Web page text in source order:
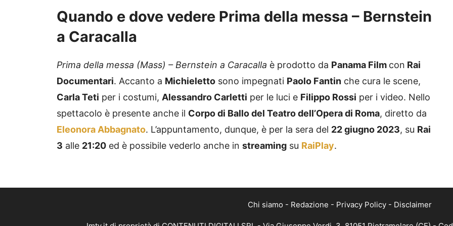
Quando e dove vedere Prima della messa – Bernstein
a Caracalla
Prima della messa (Mass) – Bernstein a Caracalla è prodotto da Panama Film
Rai
Documentari . Accanto a Michieletto sono impegnati Paolo Fantin
che cura le scene,
Carla Teti per i costumi, Alessandro Carletti per le luci e Filippo Rossi per i video. Nello
spettacolo è presente anche il Corpo di Ballo del Teatro dell’Opera di Roma
, diretto da
Eleonora Abbagnato
. L’appuntamento, dunque, è per la sera del 22 giugno 2023
Rai
3 alle 21:20 ed è possibile vederlo anche in streaming RaiPlay
Chi siamo Redazione Privacy Policy Disclaimer
Imtv.it di proprietà di CONTENUTI DIGITALI SRL - Via Giuseppe Verdi, 3, 81051 Pietramelare (CE) -